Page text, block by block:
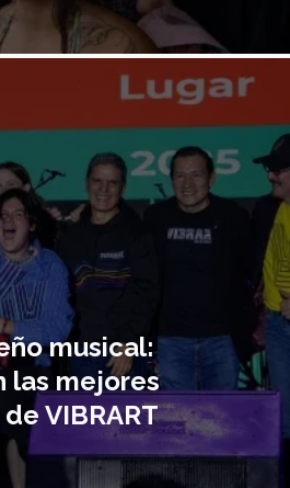
musical:
las mejores
VIBRART